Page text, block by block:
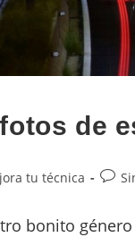
de
tu técnica
bonito